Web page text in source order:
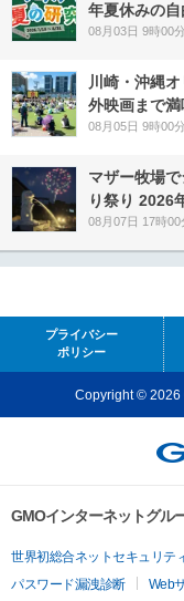
年夏休みの
08月03日 9時00分
川崎・沖縄
外映画まで
08月05日 9時00分
マザー牧場
り祭り 2026
08月07日 17時00
プライバシー
ポリシー
Copyright © 2026
GMOインターネットグル
世界初総合ネットセキュリテ
パスワード漏洩診断
Web